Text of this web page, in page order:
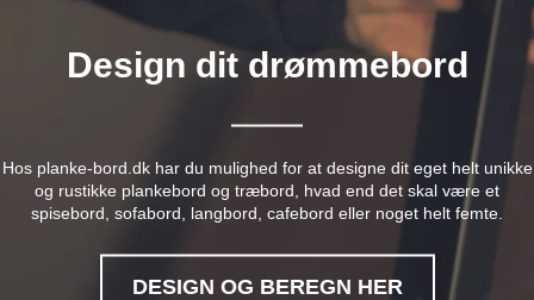
Design dit drømmebord
Hos planke-bord.dk har du mulighed for at designe dit eget helt unikke
og rustikke plankebord og træbord, hvad end det skal være et
spisebord, sofabord, langbord, cafebord eller noget helt femte.
DESIGN OG BEREGN HER